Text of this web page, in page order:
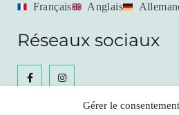
Gérer le
Français Anglais
Réseaux sociaux